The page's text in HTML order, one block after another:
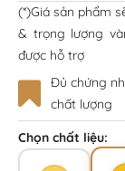
(*)Giá sản phẩm
& trọng lượng
được hỗ trợ
Đủ chứng
chất lượng
Chọn chất liệu: